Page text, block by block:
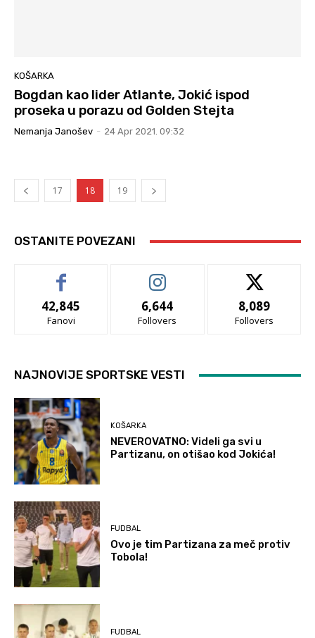
KOŠARKA
Bogdan kao lider Atlante, Jokić ispod
proseka u porazu od Golden Stejta
Nemanja Janošev - 24 Apr 2021. 09:32
17 18 19
OSTANITE POVEZANI
42,845
Fanovi
6,644
Follovers
8,089
Follovers
NAJNOVIJE SPORTSKE VESTI
KOŠARKA
NEVEROVATNO: Videli ga svi u
Partizanu, on otišao kod Jokića!
FUDBAL
Ovo je tim Partizana za meč protiv
Tobola!
FUDBAL